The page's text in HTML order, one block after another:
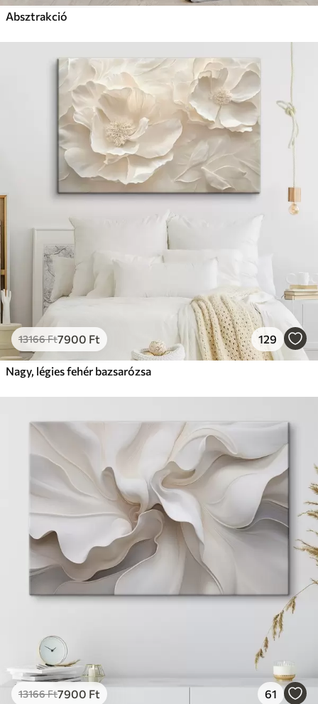
Absztrakció
13166Ft7900 Ft 129
Nagy, légies fehér bazsarózsa
13166Ft7900 Ft 61